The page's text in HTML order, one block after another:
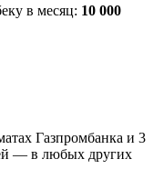
в месяц: 10 000
Газпромбанка и 3
— в любых других